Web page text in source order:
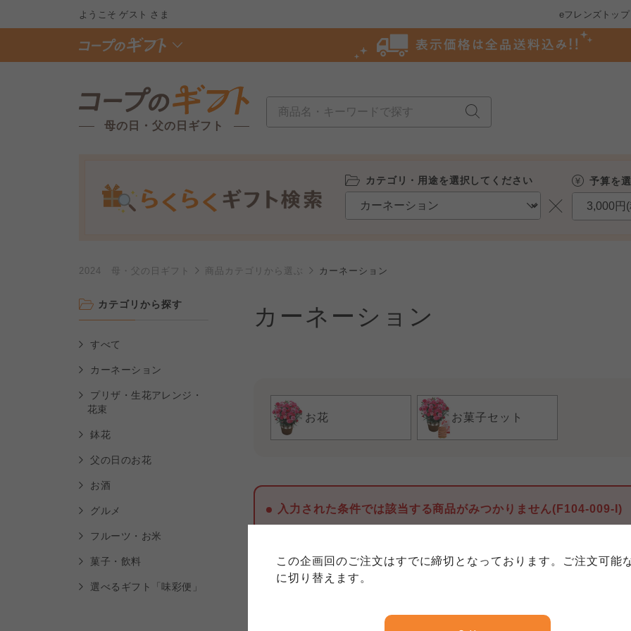
この企画回のご注文はすでに締切となっております。ご注文可能
に切り替えます。
ようこそゲスト さま eフレンズトップ
母の日・父の日ギフト
カテゴリ・用途を選択してください 予算を
2024 母・父の日ギフト 商品カテゴリから選ぶ カーネーション
カテゴリから探す
すべて
カーネーション
プリザ・生花アレンジ・
花束
鉢花
父の日のお花
お酒
グルメ
フルーツ・お米
菓子・飲料
選べるギフト「味彩便」
カーネーション
お花 お菓子セット
入力された条件では該当する商品がみつかりません(F104-009-I)
ご利用約款（ご利用規約・ご利用規程）
める利用約款をご確認のうえ、ご利用ください。なお、クチコミ投稿については、利用約款
個人情報保護方針について
このサイトは7つの生協から業務委託を受けて、コープきんき事業連合が運営しています。
ます。
コープ事業連合、ならびに各生協の「個人情報保護方針」については各生協のボタンをクリ
特定商取引法に基づく表記について
このサイトは7つの生協から業務委託を受けて、コープきんき事業連合が運営しています。
生協となります。
各生協の「特定商取引法に基づく表記について」については各生協のボタンをクリックして